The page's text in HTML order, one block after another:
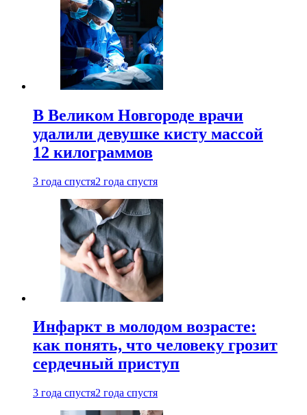
В Великом Новгороде врачи
удалили девушке кисту массой
12 килограммов
3 года спустя2 года спустя
Инфаркт в молодом возрасте:
как понять, что человеку грозит
сердечный приступ
3 года спустя2 года спустя